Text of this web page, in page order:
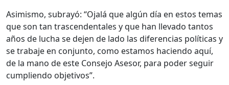
Asimismo, subrayó: “Ojalá que algún día en estos temas
que son tan trascendentales y que han llevado tantos
años de lucha se dejen de lado las diferencias políticas y
se trabaje en conjunto, como estamos haciendo aquí,
de la mano de este Consejo Asesor, para poder seguir
cumpliendo objetivos”.